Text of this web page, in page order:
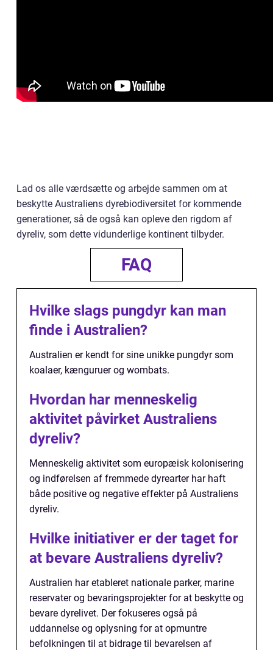
Lad os alle værdsætte og arbejde sammen om at
beskytte Australiens dyrebiodiversitet for kommende
generationer, så de også kan opleve den rigdom af
dyreliv, som dette vidunderlige kontinent tilbyder.
FAQ
Hvilke slags pungdyr kan man
finde i Australien?
Australien er kendt for sine unikke pungdyr som
koalaer, kænguruer og wombats.
Hvordan har menneskelig
aktivitet påvirket Australiens
dyreliv?
Menneskelig aktivitet som europæisk kolonisering
og indførelsen af fremmede dyrearter har haft
både positive og negative effekter på Australiens
dyreliv.
Hvilke initiativer er der taget for
at bevare Australiens dyreliv?
Australien har etableret nationale parker, marine
reservater og bevaringsprojekter for at beskytte og
bevare dyrelivet. Der fokuseres også på
uddannelse og oplysning for at opmuntre
befolkningen til at bidrage til bevarelsen af